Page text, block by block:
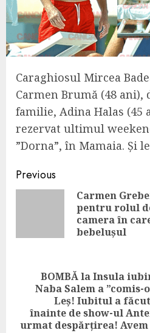
Caraghiosul Mircea
Carmen Brumă (48
familie, Adina Halas (45
rezervat ultimul
”Dorna”, în Mamaia. Și
Continue
Reading
Previous
Carmen
pentru rolul
camera în
bebelușul
Next
post:
BOMBĂ la Insula
Naba Salem a ”comis-
Leș! Iubitul a
înainte de show-ul
urmat despărțirea!